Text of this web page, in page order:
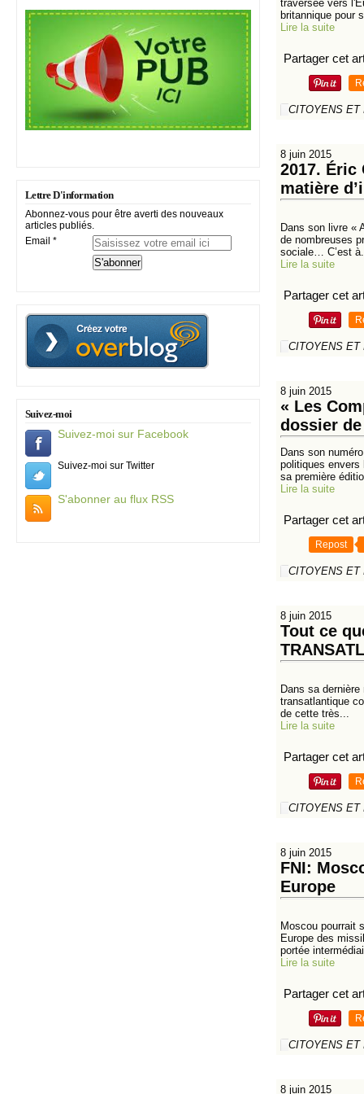
Lettre D'information
Abonnez-vous pour être averti des nouveaux
articles publiés.
Email
Suivez-moi
Suivez-moi sur Facebook
Suivez-moi sur Twitter
S'abonner au flux RSS
traversée vers
britannique pour
Lire la suite
Partager cet
CITOYENS ET
8 juin 2015
2017. Éric
matière
Dans son livre «
de nombreuses
sociale… C’est
Lire la suite
Partager cet
CITOYENS ET
8 juin 2015
« Les
dossier
Dans son
politiques envers
sa première
Lire la suite
Partager cet
Repost
CITOYENS ET
8 juin 2015
Tout ce
Dans sa
transatlantique
de cette très...
Lire la suite
Partager cet
CITOYENS ET
8 juin 2015
FNI:
Europe
Moscou pourrait
Europe des
portée
Lire la suite
Partager cet
CITOYENS ET
8 juin 2015